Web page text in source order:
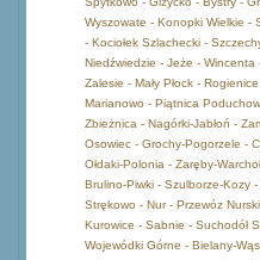
Wyszowate - Konopki Wielkie -
- Kociołek Szlachecki -
Niedźwiedzie - Jeże -
Zalesie - Mały Płock -
Marianowo - Piątnica
Zbieżnica - Nagórki-Jabłoń -
Osowiec - Grochy-Pogorzele -
Ołdaki-Polonia - Zaręby-
Brulino-Piwki - Szulborze-Kozy
Strękowo - Nur - Przewóz
Kurowice - Sabnie - Suchodół
Wojewódki Górne - Bielany-